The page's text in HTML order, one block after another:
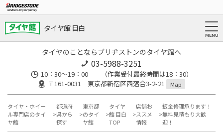
タイヤ館 目白
タイヤのことならブリヂストンのタイヤ館へ
03-5988-3251
10：30～19：00 （作業受付最終時間は18：30）
〒161-0031 東京都新宿区西落合3-2-21
Map
タイヤ・ホイー
ル専門店のタイ
ヤ館
都道府
県から
探す
東京都
のタイ
ヤ館
タイヤ
館 目白
TOP
店舗お
ススメ
情報
鈑金修理承ります！
無料見積もり大歓
迎！